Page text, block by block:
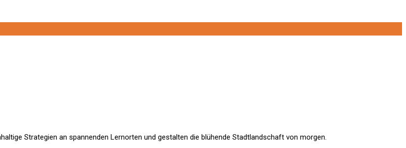
Strategien an spannenden Lernorten und gestalten die blühende Stadtlandschaft von morgen.